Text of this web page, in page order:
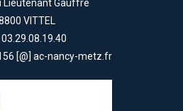
Lieutenant Gauffre
VITTEL
03.29.08.19.40
[@] ac-nancy-metz.fr